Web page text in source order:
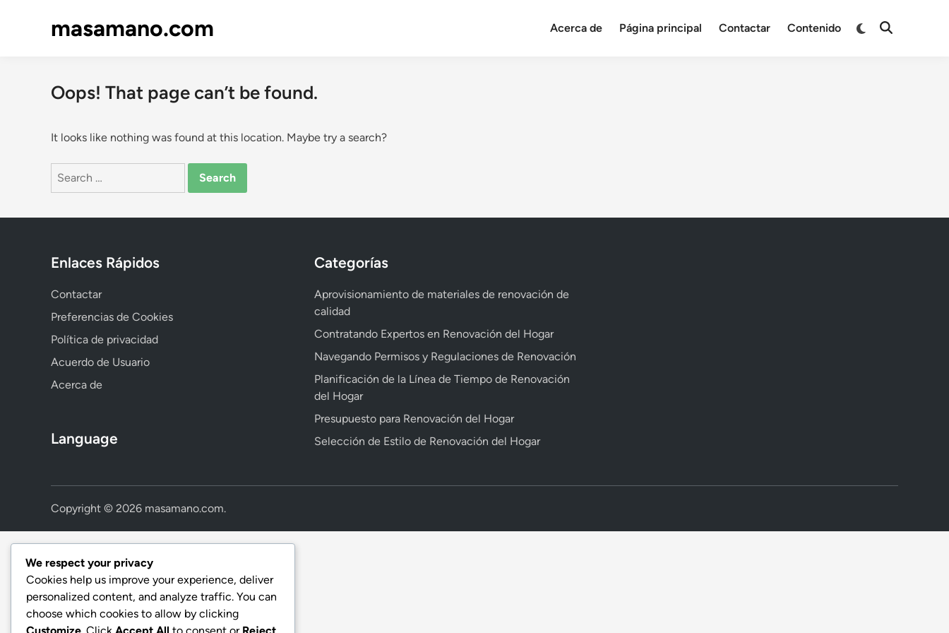
masamano.com Acerca de Página principal Contactar Contenido
Switch
Open
Oops! That page can’t be found.
It looks like nothing was found at this location. Maybe try a search?
Search
Enlaces Rápidos
Contactar
Preferencias de Cookies
Política de privacidad
Acuerdo de Usuario
Acerca de
Language
Categorías
Aprovisionamiento de materiales de renovación de
calidad
Contratando Expertos en Renovación del Hogar
Navegando Permisos y Regulaciones de Renovación
Planificación de la Línea de Tiempo de Renovación
del Hogar
Presupuesto para Renovación del Hogar
Selección de Estilo de Renovación del Hogar
Copyright © 2026 masamano.com.
We respect your privacy
Cookies help us improve your experience, deliver
personalized content, and analyze traffic. You can
choose which cookies to allow by clicking